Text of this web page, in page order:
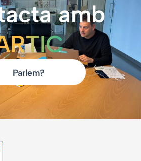
amb
Parlem?